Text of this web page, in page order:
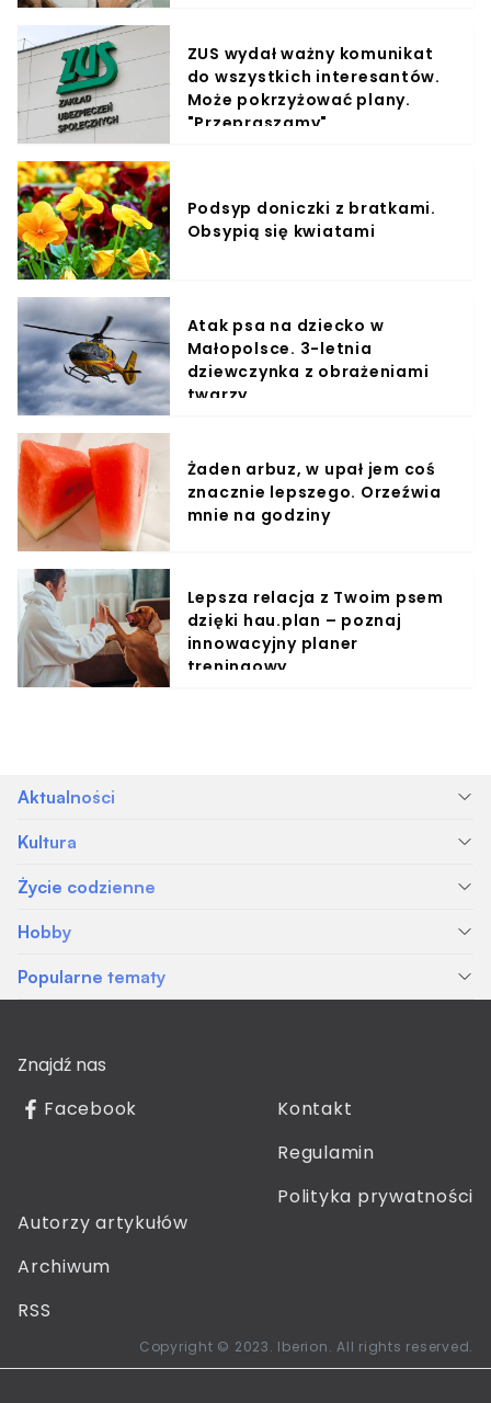
ZUS wydał ważny komunikat
do wszystkich interesantów.
Może pokrzyżować plany.
"Przepraszamy"
Podsyp doniczki z bratkami.
Obsypią się kwiatami
Atak psa na dziecko w
Małopolsce. 3-letnia
dziewczynka z obrażeniami
twarzy
Żaden arbuz, w upał jem coś
znacznie lepszego. Orzeźwia
mnie na godziny
Lepsza relacja z Twoim psem
dzięki hau.plan – poznaj
innowacyjny planer
treningowy
Aktualności
Kultura
Życie codzienne
Hobby
Popularne tematy
Znajdź nas
Facebook
Kontakt
Regulamin
Polityka prywatności
Autorzy artykułów
Archiwum
RSS
Copyright © 2023. Iberion. All rights reserved.